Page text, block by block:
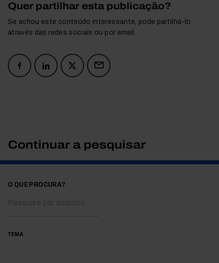
Quer partilhar esta publicação?
Se achou este conteúdo interessante, pode partilhá-lo
através das redes sociais ou por email.
Continuar a pesquisar
O QUE PROCURA?
TEMA